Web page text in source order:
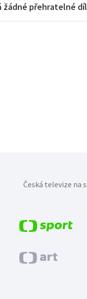
žádné přehratelné
Česká televize na